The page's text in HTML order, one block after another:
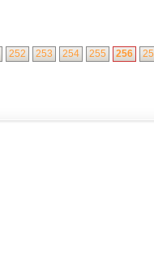
252 253 254 255 256